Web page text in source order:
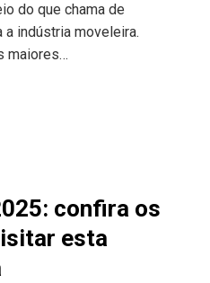
do que chama de
indústria moveleira.
maiores…
confira os
esta